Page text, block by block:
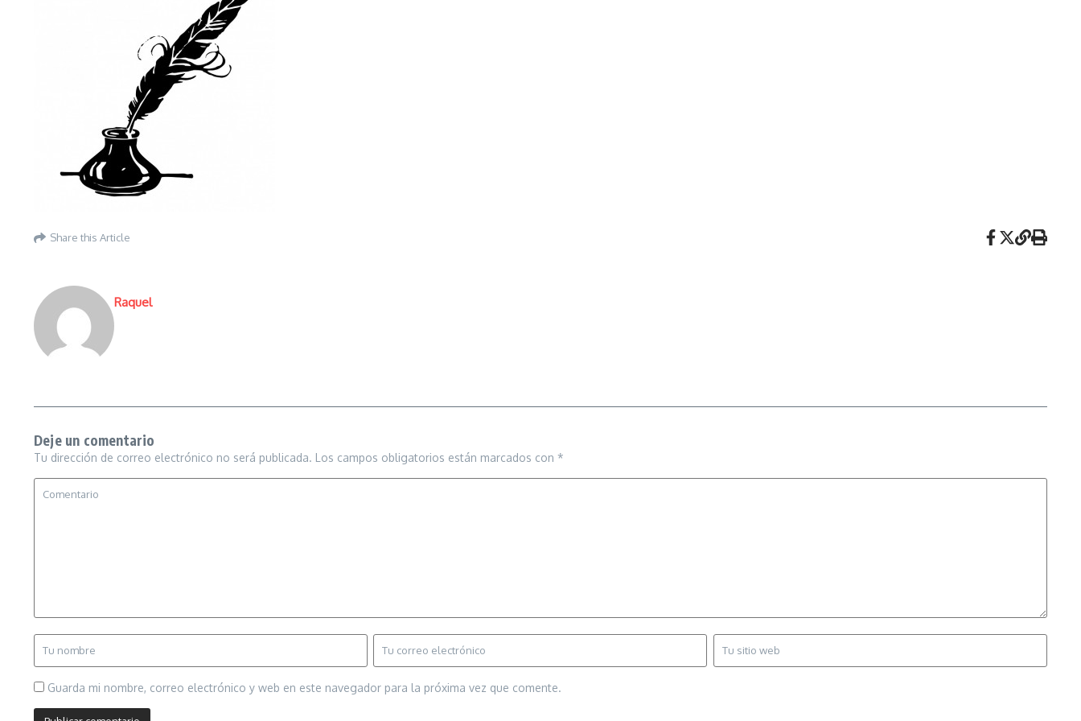
Share this Article
Raquel
Deje un comentario
Tu dirección de correo electrónico no será publicada. Los campos obligatorios están marcados con *
Guarda mi nombre, correo electrónico y web en este navegador para la próxima vez que comente.